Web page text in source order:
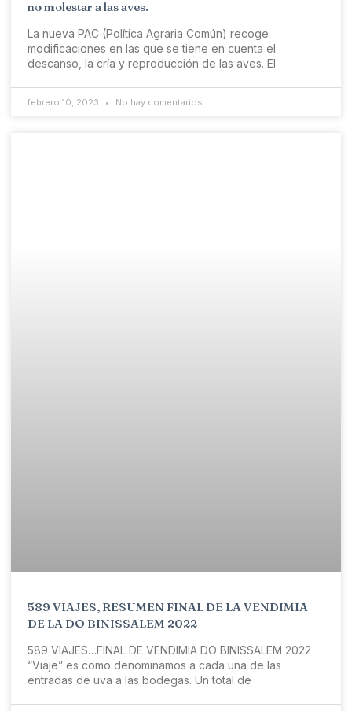
no molestar a las aves.
La nueva PAC (Política Agraria Común) recoge
modificaciones en las que se tiene en cuenta el
descanso, la cría y reproducción de las aves. El
febrero 10, 2023 No hay comentarios
589 VIAJES, RESUMEN FINAL DE LA VENDIMIA
DE LA DO BINISSALEM 2022
589 VIAJES…FINAL DE VENDIMIA DO BINISSALEM 2022
“Viaje” es como denominamos a cada una de las
entradas de uva a las bodegas. Un total de